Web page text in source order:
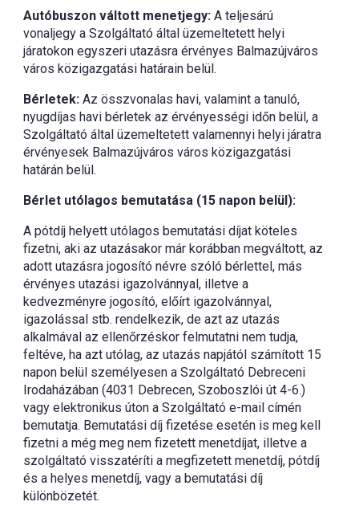
Autóbuszon váltott menetjegy: A teljesárú
vonaljegy a Szolgáltató által üzemeltetett helyi
járatokon egyszeri utazásra érvényes Balmazújváros
város közigazgatási határain belül.
Bérletek: Az összvonalas havi, valamint a tanuló,
nyugdíjas havi bérletek az érvényességi időn belül, a
Szolgáltató által üzemeltetett valamennyi helyi járatra
érvényesek Balmazújváros város közigazgatási
határán belül.
Bérlet utólagos bemutatása (15 napon belül):
A pótdíj helyett utólagos bemutatási díjat köteles
fizetni, aki az utazásakor már korábban megváltott, az
adott utazásra jogosító névre szóló bérlettel, más
érvényes utazási igazolvánnyal, illetve a
kedvezményre jogosító, előírt igazolvánnyal,
igazolással stb. rendelkezik, de azt az utazás
alkalmával az ellenőrzéskor felmutatni nem tudja,
feltéve, ha azt utólag, az utazás napjától számított 15
napon belül személyesen a Szolgáltató Debreceni
Irodaházában (4031 Debrecen, Szoboszlói út 4-6.)
vagy elektronikus úton a Szolgáltató e-mail címén
bemutatja. Bemutatási díj fizetése esetén is meg kell
fizetni a még meg nem fizetett menetdíjat, illetve a
szolgáltató visszatéríti a megfizetett menetdíj, pótdíj
és a helyes menetdíj, vagy a bemutatási díj
különbözetét.